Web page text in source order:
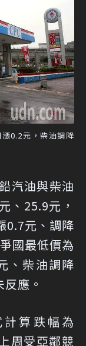
0.2元，柴油調降
汽油與柴油
、25.9元，
0.7元、調降
國最低價為
、柴油調降
應。
算跌幅為
周受亞鄰競